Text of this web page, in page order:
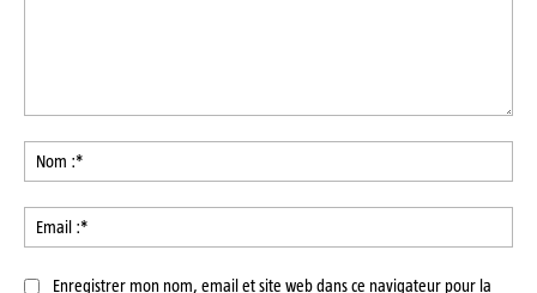
:*
:*
Enregistrer mon nom, email et site web dans ce navigateur pour la